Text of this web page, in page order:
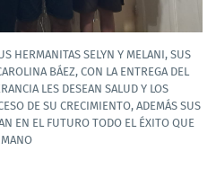
HERMANITAS SELYN Y MELANI, SUS
BÁEZ, CON LA ENTREGA DEL
LES DESEAN SALUD Y LOS
DE SU CRECIMIENTO, ADEMÁS SUS
EN EL FUTURO TODO EL ÉXITO QUE